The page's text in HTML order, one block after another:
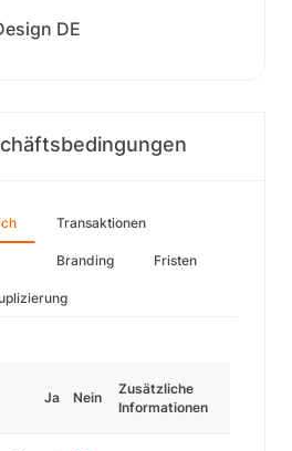
DE
Transaktionen
Branding Fristen
Ja Nein
Zusätzliche
Informationen